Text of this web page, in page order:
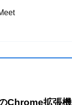
Chrome拡張